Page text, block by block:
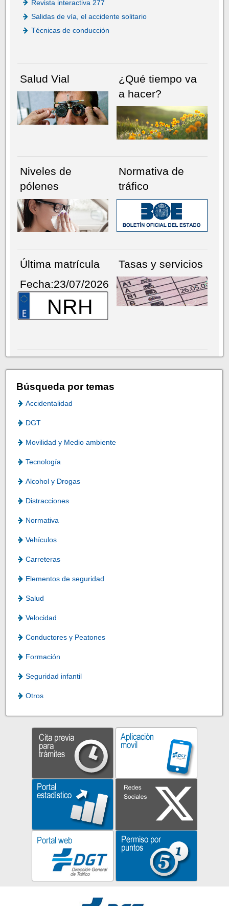
Revista interactiva 277
Salidas de vía, el accidente solitario
Técnicas de conducción
Salud Vial
¿Qué tiempo va
a hacer?
Niveles de
pólenes
Normativa de
tráfico
Última matrícula
Fecha:23/07/2026
NRH
Tasas y servicios
Búsqueda por temas
Accidentalidad
DGT
Movilidad y Medio ambiente
Tecnología
Alcohol y Drogas
Distracciones
Normativa
Vehículos
Carreteras
Elementos de seguridad
Salud
Velocidad
Conductores y Peatones
Formación
Seguridad infantil
Otros